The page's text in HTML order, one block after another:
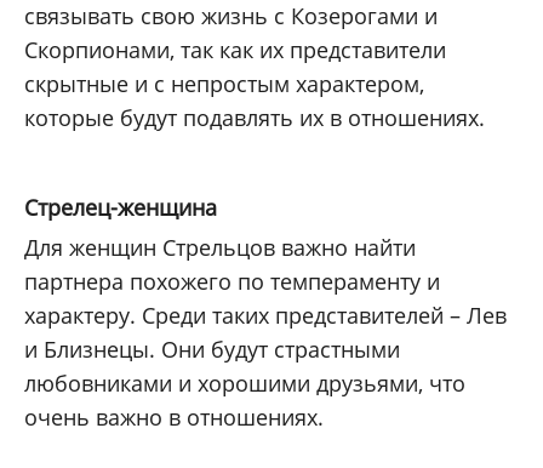
связывать свою жизнь с Козерогами и
Скорпионами, так как их представители
скрытные и с непростым характером,
которые будут подавлять их в отношениях.
Стрелец-женщина
Для женщин Стрельцов важно найти
партнера похожего по темпераменту и
характеру. Среди таких представителей – Лев
и Близнецы. Они будут страстными
любовниками и хорошими друзьями, что
очень важно в отношениях.